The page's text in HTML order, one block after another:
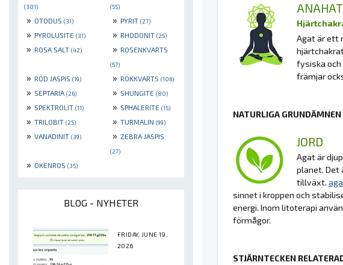
(301) (55)
» OTODUS (31) » PYRIT (27)
» PYROLUSITE (31) » RHODONIT (25)
» ROSA SALT (42) » ROSENKVARTS
(57)
» RÖD JASPIS (19) » RÖKKVARTS (106)
» SEPTARIA (26) » SHUNGITE (80)
» SPEKTROLIT (11) » SPHALERITE (15)
» TRILOBIT (25) » TURMALIN (99)
» VANADINIT (39) » ZEBRA JASPIS
(27)
» ÖKENROS (35)
BLOG - NYHETER
FRIDAY, JUNE 19,
2026
Agat är ett
fysiska och
främjar
NATURLIGA
JORD
Agat är
planet. Det
tillväxt.
sinnet i kroppen och
energi. Inom litoterapi
förmågor.
STJÄRNTECKEN